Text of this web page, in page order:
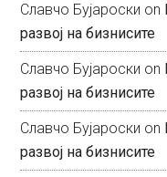
Славчо Бујароски on
развој на бизнисите
Славчо Бујароски on
развој на бизнисите
Славчо Бујароски on
развој на бизнисите